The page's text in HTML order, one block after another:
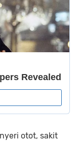
otot, sakit